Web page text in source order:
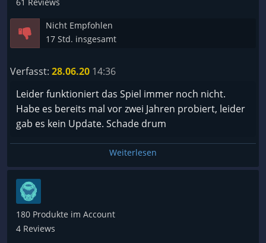
???? Ganz okay
☑️ Amüsant
???? Eines der besten Spiele überhaupt
~ Wiederspielbarkeit ~
☑️ Einmal und nie wieder
???? Nur für Errungenschaften
???? Definitv
???? Endlos spielbar
~ Lohnt sich der Kauf? ~
[ ] Sehr gut
[ ] Gut
[ ] Nicht so gut
[ ] Langweilig
[ ] Nasse Farbe an der Wand beim trocknen
---[Audio/Musik]---
[ ] Wunderbar
[ ] Gut
[ ] Ganz ok
[ ] Schlecht
[ ] Kratzen an der Tafel
61 Reviews
Nicht Empfohlen
17 Std. insgesamt
Verfasst: 28.06.20 14:36
Leider funktioniert das Spiel immer noch nicht.
Habe es bereits mal vor zwei Jahren probiert, leider
gab es kein Update. Schade drum
Weiterlesen
180 Produkte im Account
4 Reviews